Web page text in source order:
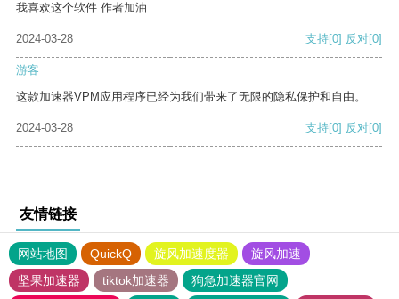
我喜欢这个软件 作者加油
2024-03-28 支持[0] 反对[0]
游客
这款加速器VPM应用程序已经为我们带来了无限的隐私保护和自由。
2024-03-28 支持[0] 反对[0]
友情链接
网站地图 QuickQ 旋风加速度器
旋风加速
坚果加速器
tiktok加速器
狗急加速器官网